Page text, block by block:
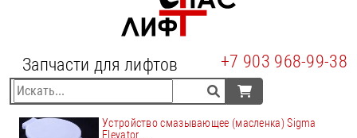
Запчасти для лифтов +7 903 968-99-38
Устройство смазывающее (масленка) Sigma
Elevator ...